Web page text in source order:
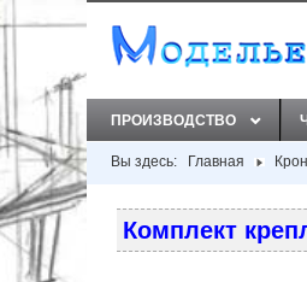
ПРОИЗВОДСТВО
Вы здесь: Главная
Комплект